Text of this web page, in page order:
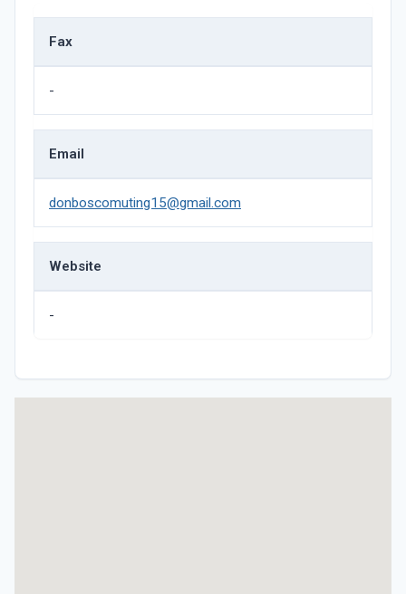
Fax
-
Email
donboscomuting15@gmail.com
Website
-